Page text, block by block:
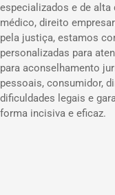
especializados e de
médico, direito
pela justiça, estamos
personalizadas para
para aconselhamento
pessoais, consumidor,
dificuldades legais e
forma incisiva e eficaz.